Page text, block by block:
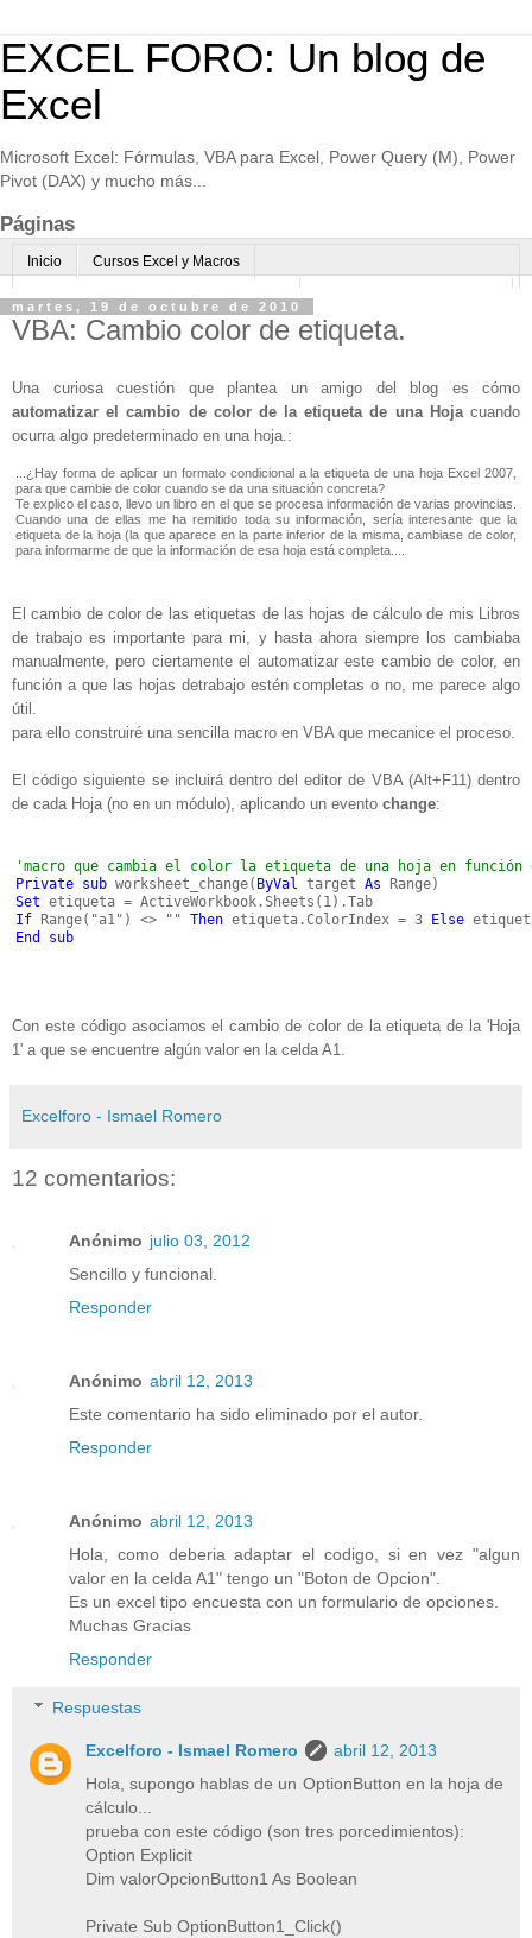
EXCEL FORO: Un blog de
Excel
Microsoft Excel: Fórmulas, VBA para Excel, Power Query (M), Power
Pivot (DAX) y mucho más...
Páginas
Inicio Cursos Excel y Macros
Excel Avanzado online-Microsoft Teams
Normas de uso Algo sobre mi
martes, 19 de octubre de 2010
VBA: Cambio color de etiqueta.
Una curiosa cuestión que plantea un amigo del blog es cómo
automatizar el cambio de color de la etiqueta de una Hojacuando
ocurra algo predeterminado en una hoja.:
...¿Hay forma de aplicar un formato condicional a la etiqueta de una hoja Excel 2007,
para que cambie de color cuando se da una situación concreta?
Te explico el caso, llevo un libro en el que se procesa información de varias provincias.
Cuando una de ellas me ha remitido toda su información, sería interesante que la
etiqueta de la hoja (la que aparece en la parte inferior de la misma, cambiase de color,
para informarme de que la información de esa hoja está completa....
El cambio de color de las etiquetas de las hojas de cálculo de mis Libros
de trabajo es importante para mi, y hasta ahora siempre los cambiaba
manualmente, pero ciertamente el automatizar este cambio de color, en
función a que las hojas detrabajo estén completas o no, me parece algo
útil.
para ello construiré una sencilla macro en VBA que mecanice el proceso.
El código siguiente se incluirá dentro del editor de VBA (Alt+F11) dentro
de cada Hoja (no en un módulo), aplicando un evento change:
'macro que cambia el color la etiqueta de una hoja en función
Private sub worksheet_change( ByVal target As Range)
Set etiqueta = ActiveWorkbook.Sheets(1).Tab
If Range("a1") <> "" Then etiqueta.ColorIndex = 3 Else
End sub
Con este código asociamos el cambio de color de la etiqueta de la 'Hoja
1' a que se encuentre algún valor en la celda A1.
Excelforo - Ismael Romero
12 comentarios:
Anónimo julio 03, 2012
Sencillo y funcional.
Responder
Anónimo abril 12, 2013
Este comentario ha sido eliminado por el autor.
Responder
Anónimo abril 12, 2013
Hola, como deberia adaptar el codigo, si en vez "algun
valor en la celda A1" tengo un "Boton de Opcion".
Es un excel tipo encuesta con un formulario de opciones.
Muchas Gracias
Responder
Respuestas
Excelforo - Ismael Romero
abril 12, 2013
Hola, supongo hablas de un OptionButton en la hoja de
cálculo...
prueba con este código (son tres porcedimientos):
Option Explicit
Dim valorOpcionButton1 As Boolean
Private Sub OptionButton1_Click()